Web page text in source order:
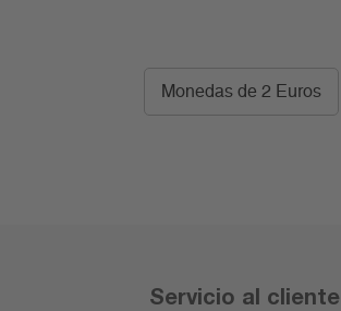
Monedas de 2 Euros
Servicio al cliente